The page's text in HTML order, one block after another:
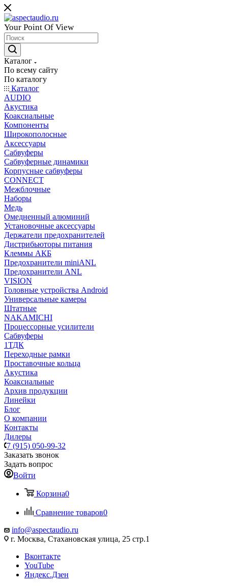
Your Point Of View
Каталог
По всему сайту
По каталогу
Каталог
AUDIO
Акустика
Коаксиальные
Компоненты
Широкополосные
Аксессуары
Сабвуферы
Сабвуферные динамики
Корпусные сабвуферы
CONNECT
Межблочные
Наборы
Медь
Омедненный алюминий
Установочные аксессуары
Держатели предохранителей
Дистрибьюторы питания
Клеммы АКБ
Предохранители miniANL
Предохранители ANL
VISION
Головные устройства Android
Универсальные камеры
Штатные
NAKAMICHI
Процессорные усилители
Сабвуферы
1ТДК
Переходные рамки
Проставочные кольца
Акустика
Коаксиальные
Архив продукции
Линейки
Блог
О компании
Контакты
Дилеры
7 (915) 050-99-32
Заказать звонок
Задать вопрос
Войти
Корзина0
Сравнение товаров0
info@aspectaudio.ru
г. Москва, Стахановская улица, 25 стр.1
Вконтакте
YouTube
Яндекс.Дзен